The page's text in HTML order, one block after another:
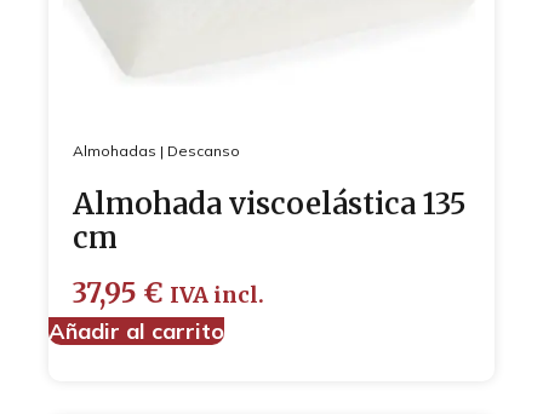
Almohadas | Descanso
Almohada viscoelástica 135
cm
37,95 € IVA incl.
Añadir al carrito